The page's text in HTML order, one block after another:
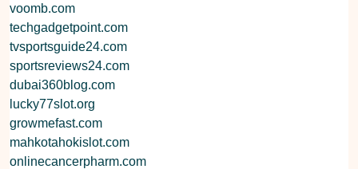
voomb.com
techgadgetpoint.com
tvsportsguide24.com
sportsreviews24.com
dubai360blog.com
lucky77slot.org
growmefast.com
mahkotahokislot.com
onlinecancerpharm.com